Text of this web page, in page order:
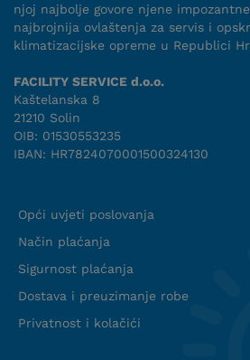
njoj najbolje govore njene
najbrojnija ovlaštenja za servis i
klimatizacijske opreme u Republici
FACILITY SERVICE d.o.o.
Kaštelanska 8
21210 Solin
OIB: 01530553235
IBAN: HR7824070001500324130
Opći uvjeti poslovanja
Način plaćanja
Sigurnost plaćanja
Dostava i preuzimanje robe
Privatnost i kolačići